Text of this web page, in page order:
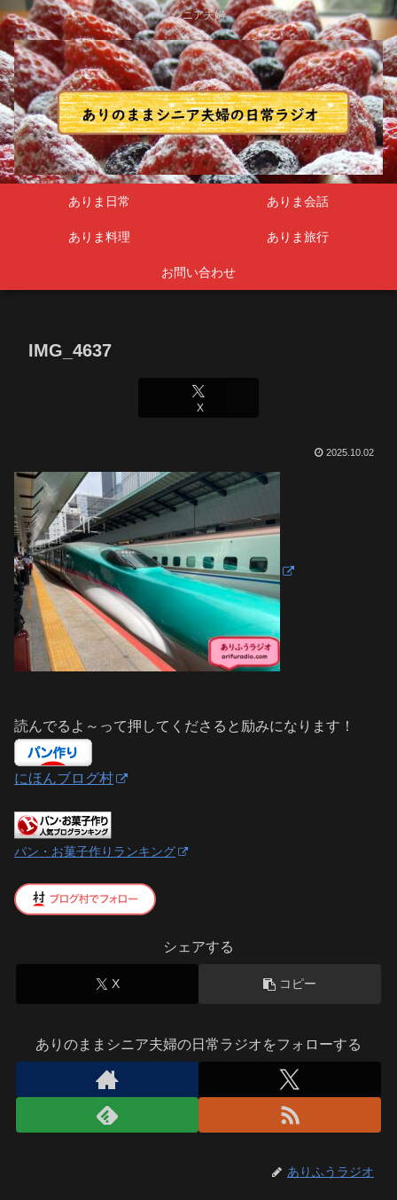
シニア夫婦
ありま日常 ありま会話
ありま料理 ありま旅行
お問い合わせ
IMG_4637
X
2025.10.02
読んでるよ～って押してくださると励みになります！
にほんブログ村
パン・お菓子作りランキング
シェアする
X コピー
ありのままシニア夫婦の日常ラジオをフォローする
ありふうラジオ